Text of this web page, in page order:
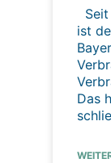
ist
Das